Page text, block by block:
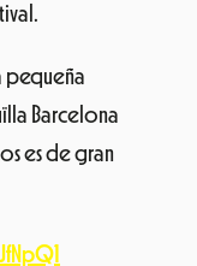
pequeña
Barcelona
es de gran